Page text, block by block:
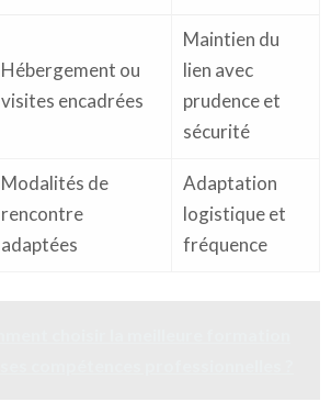
Hébergement ou
visites encadrées
Maintien du
lien avec
prudence et
sécurité
Modalités de
rencontre
adaptées
Adaptation
logistique et
fréquence